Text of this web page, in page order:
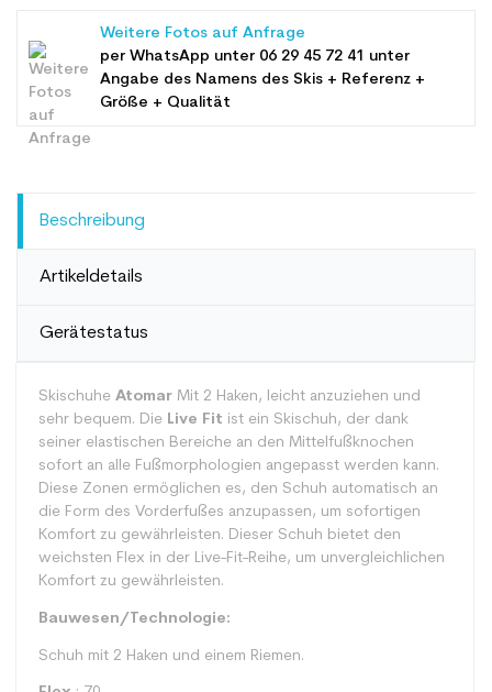
Weitere Fotos auf Anfrage
per WhatsApp unter 06 29 45 72 41 unter
Angabe des Namens des Skis + Referenz +
Größe + Qualität
Beschreibung
Artikeldetails
Gerätestatus
Skischuhe Atomar Mit 2 Haken, leicht anzuziehen und
sehr bequem. Die Live Fit ist ein Skischuh, der dank
seiner elastischen Bereiche an den Mittelfußknochen
sofort an alle Fußmorphologien angepasst werden kann.
Diese Zonen ermöglichen es, den Schuh automatisch an
die Form des Vorderfußes anzupassen, um sofortigen
Komfort zu gewährleisten. Dieser Schuh bietet den
weichsten Flex in der Live-Fit-Reihe, um unvergleichlichen
Komfort zu gewährleisten.
Bauwesen/Technologie:
Schuh mit 2 Haken und einem Riemen.